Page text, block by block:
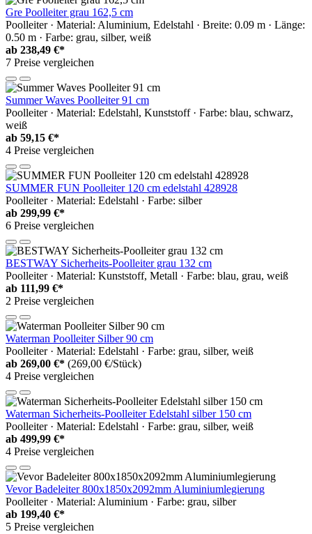
Gre Poolleiter grau 162,5 cm
Poolleiter · Material: Aluminium, Edelstahl · Breite: 0.09 m · Länge:
0.50 m · Farbe: grau, silber, weiß
ab 238,49 €*
7 Preise vergleichen
Summer Waves Poolleiter 91 cm
Poolleiter · Material: Edelstahl, Kunststoff · Farbe: blau, schwarz,
weiß
ab 59,15 €*
4 Preise vergleichen
SUMMER FUN Poolleiter 120 cm edelstahl 428928
Poolleiter · Material: Edelstahl · Farbe: silber
ab 299,99 €*
6 Preise vergleichen
BESTWAY Sicherheits-Poolleiter grau 132 cm
Poolleiter · Material: Kunststoff, Metall · Farbe: blau, grau, weiß
ab 111,99 €*
2 Preise vergleichen
Waterman Poolleiter Silber 90 cm
Poolleiter · Material: Edelstahl · Farbe: grau, silber, weiß
ab 269,00 €* (269,00 €/Stück)
4 Preise vergleichen
Waterman Sicherheits-Poolleiter Edelstahl silber 150 cm
Poolleiter · Material: Edelstahl · Farbe: grau, silber, weiß
ab 499,99 €*
4 Preise vergleichen
Vevor Badeleiter 800x1850x2092mm Aluminiumlegierung
Poolleiter · Material: Aluminium · Farbe: grau, silber
ab 199,40 €*
5 Preise vergleichen